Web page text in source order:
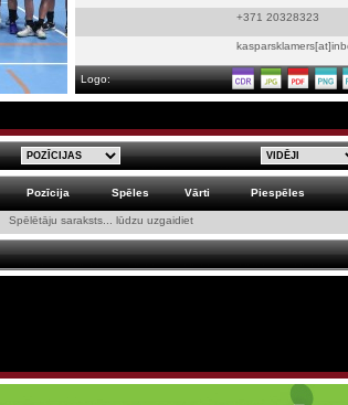
+371 20328323
Logo:
Pozīcija Spēles Vārti Piespēles
Spēlētāju saraksts... lūdzu uzgaidiet